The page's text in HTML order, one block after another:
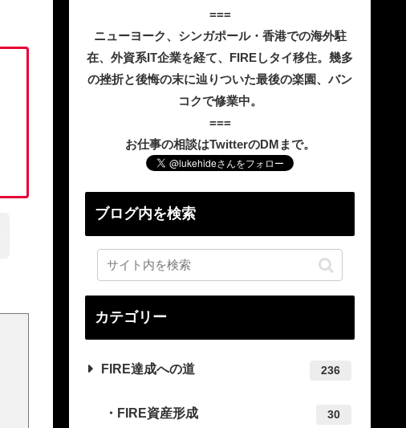
===
ニューヨーク、シンガポール・香港での海外駐
在、外資系IT企業を経て、FIREしタイ移住。幾多
の挫折と後悔の末に辿りついた最後の楽園、バン
コクで修業中。
===
お仕事の相談はTwitterのDMまで。
ブログ内を検索
カテゴリー
FIRE達成への道 236
FIRE資産形成 30